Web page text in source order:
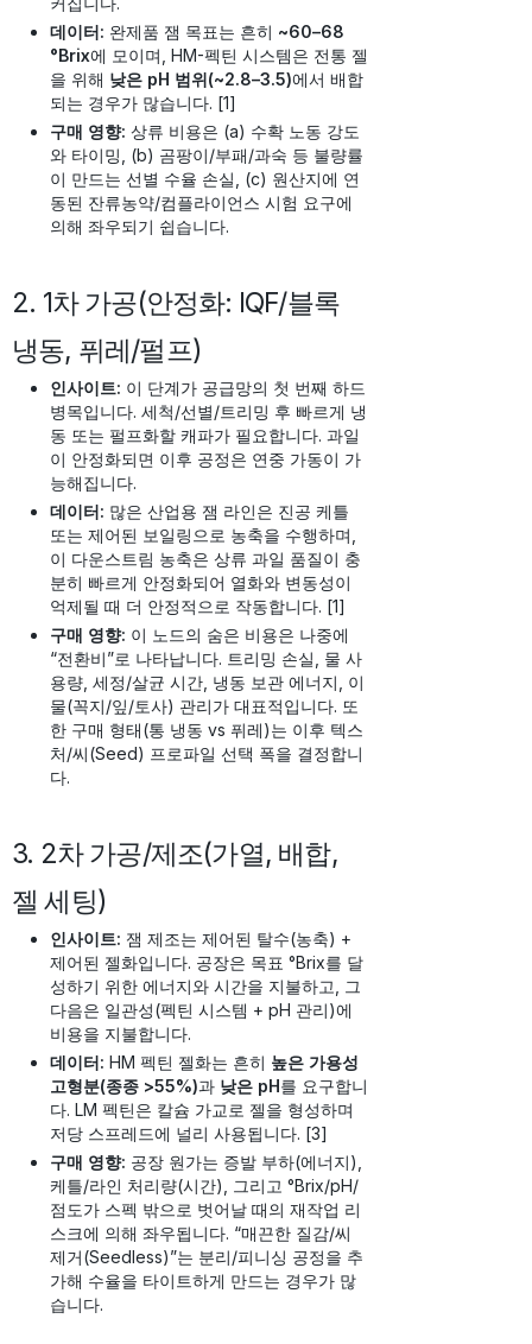
데이터: 완제품 잼 목표는 흔히 ~60–68
°Brix에 모이며, HM-펙틴 시스템은 전통 젤
을 위해 낮은 pH 범위(~2.8–3.5)에서 배합
되는 경우가 많습니다. [1]
구매 영향: 상류 비용은 (a) 수확 노동 강도
와 타이밍, (b) 곰팡이/부패/과숙 등 불량률
이 만드는 선별 수율 손실, (c) 원산지에 연
동된 잔류농약/컴플라이언스 시험 요구에
의해 좌우되기 쉽습니다.
2. 1차 가공(안정화: IQF/블록
냉동, 퓌레/펄프)
인사이트: 이 단계가 공급망의 첫 번째 하드
병목입니다. 세척/선별/트리밍 후 빠르게 냉
동 또는 펄프화할 캐파가 필요합니다. 과일
이 안정화되면 이후 공정은 연중 가동이 가
능해집니다.
데이터: 많은 산업용 잼 라인은 진공 케틀
또는 제어된 보일링으로 농축을 수행하며,
이 다운스트림 농축은 상류 과일 품질이 충
분히 빠르게 안정화되어 열화와 변동성이
억제될 때 더 안정적으로 작동합니다. [1]
구매 영향: 이 노드의 숨은 비용은 나중에
“전환비”로 나타납니다. 트리밍 손실, 물 사
용량, 세정/살균 시간, 냉동 보관 에너지, 이
물(꼭지/잎/토사) 관리가 대표적입니다. 또
한 구매 형태(통 냉동 vs 퓌레)는 이후 텍스
처/씨(Seed) 프로파일 선택 폭을 결정합니
다.
3. 2차 가공/제조(가열, 배합,
젤 세팅)
인사이트: 잼 제조는 제어된 탈수(농축) +
제어된 젤화입니다. 공장은 목표 °Brix를 달
성하기 위한 에너지와 시간을 지불하고, 그
다음은 일관성(펙틴 시스템 + pH 관리)에
비용을 지불합니다.
데이터: HM 펙틴 젤화는 흔히 높은 가용성
고형분(종종 >55%)과 낮은 pH를 요구합니
다. LM 펙틴은 칼슘 가교로 젤을 형성하며
저당 스프레드에 널리 사용됩니다. [3]
구매 영향: 공장 원가는 증발 부하(에너지),
케틀/라인 처리량(시간), 그리고 °Brix/pH/
점도가 스펙 밖으로 벗어날 때의 재작업 리
스크에 의해 좌우됩니다. “매끈한 질감/씨
제거(Seedless)”는 분리/피니싱 공정을 추
가해 수율을 타이트하게 만드는 경우가 많
습니다.